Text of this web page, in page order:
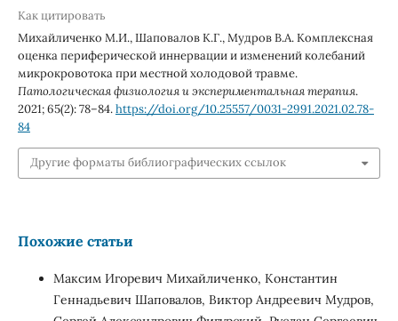
Как цитировать
Михайличенко М.И., Шаповалов К.Г., Мудров В.А. Комплексная
оценка периферической иннервации и изменений колебаний
микрокровотока при местной холодовой травме.
Патологическая физиология и экспериментальная терапия.
2021; 65(2): 78–84.https://doi.org/10.25557/0031-2991.2021.02.78-
84
Другие форматы библиографических ссылок
Похожие статьи
Максим Игоревич Михайличенко, Константин
Геннадьевич Шаповалов, Виктор Андреевич Мудров,